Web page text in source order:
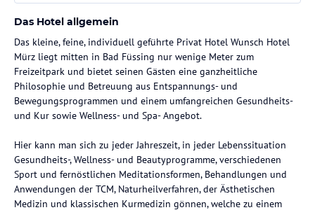
Das Hotel allgemein
Das kleine, feine, individuell geführte Privat Hotel Wunsch Hotel
Mürz liegt mitten in Bad Füssing nur wenige Meter zum
Freizeitpark und bietet seinen Gästen eine ganzheitliche
Philosophie und Betreuung aus Entspannungs- und
Bewegungsprogrammen und einem umfangreichen Gesundheits-
und Kur sowie Wellness- und Spa- Angebot.
Hier kann man sich zu jeder Jahreszeit, in jeder Lebenssituation
Gesundheits-, Wellness- und Beautyprogramme, verschiedenen
Sport und fernöstlichen Meditationsformen, Behandlungen und
Anwendungen der TCM, Naturheilverfahren, der Ästhetischen
Medizin und klassischen Kurmedizin gönnen, welche zu einem